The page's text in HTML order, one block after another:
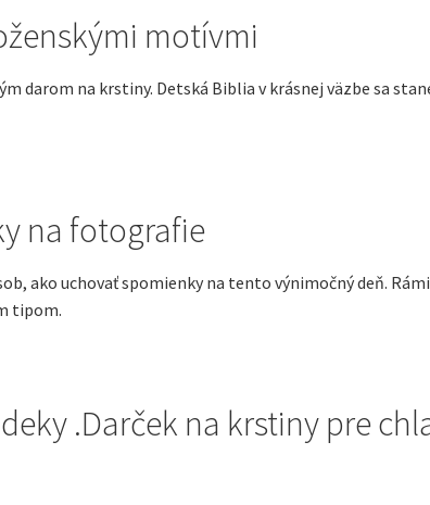
motívmi
darom na krstiny. Detská Biblia v krásnej väzbe sa
na fotografie
ako uchovať spomienky na tento výnimočný deň.
tipom.
.Darček na krstiny pre